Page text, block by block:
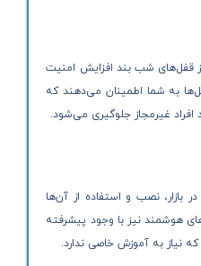
قفل‌های شب بند افزایش امنیت
به شما اطمینان می‌دهند که
غیرمجاز جلوگیری می‌شود.
بازار، نصب و استفاده از آن‌ها
هوشمند نیز با وجود پیشرفته
که نیاز به آموزش خاصی ندارد.